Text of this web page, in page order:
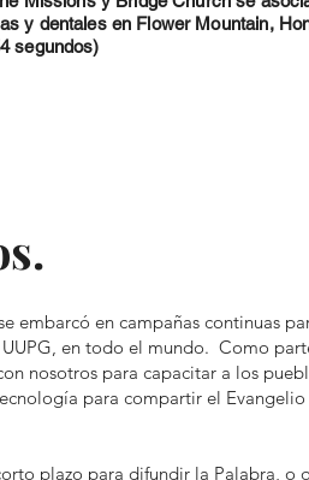
y dentales en Flower Mountain,
segundos)
embarcó en campañas continuas
en todo el mundo. Como
nosotros para capacitar a los
para compartir el
plazo para difundir la Palabra, o